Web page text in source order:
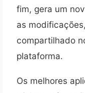
fim, gera um
as
compartilhado
plataforma.
Os melhores